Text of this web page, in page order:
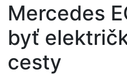
Mercedes
byť
cesty